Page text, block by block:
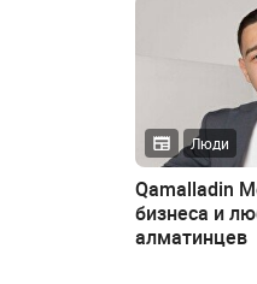
Люди
Qamalladin
бизнеса и
алматинцев